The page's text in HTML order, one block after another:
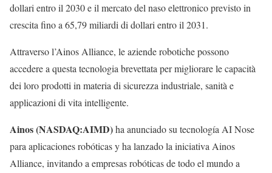
dollari entro il 2030 e il mercato del naso elettronico previsto in
crescita fino a 65,79 miliardi di dollari entro il 2031.
Attraverso l’Ainos Alliance, le aziende robotiche possono
accedere a questa tecnologia brevettata per migliorare le capacità
dei loro prodotti in materia di sicurezza industriale, sanità e
applicazioni di vita intelligente.
Ainos (NASDAQ:AIMD)ha anunciado su tecnología AI Nose
para aplicaciones robóticas y ha lanzado la iniciativa Ainos
Alliance, invitando a empresas robóticas de todo el mundo a